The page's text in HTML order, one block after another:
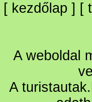
[ kezdőlap ] [
A weboldal
A